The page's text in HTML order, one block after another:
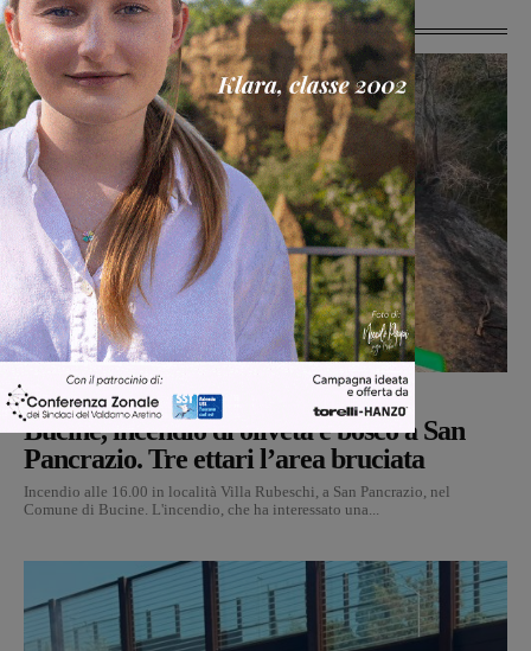
Ultime Notizie
Cronaca Monica Campani -7 Agosto 2026
Bucine, incendio di oliveta e bosco a San
Pancrazio. Tre ettari l’area bruciata
Incendio alle 16.00 in località Villa Rubeschi, a San Pancrazio, nel
Comune di Bucine. L'incendio, che ha interessato una...